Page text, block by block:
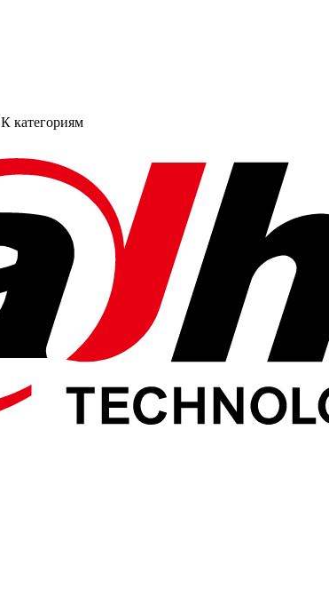
К категориям